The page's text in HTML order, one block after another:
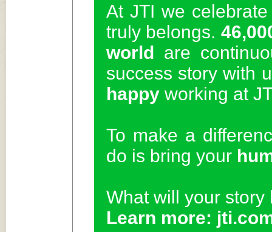
At JTI we
truly belongs.
world are
success story with
happy working at
To make a
do is bring your
What will your
Learn more: